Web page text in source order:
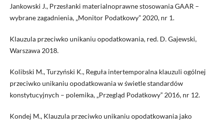
Jankowski J., Przesłanki materialnoprawne stosowania GAAR –
wybrane zagadnienia, „Monitor Podatkowy” 2020, nr 1.
Klauzula przeciwko unikaniu opodatkowania, red. D. Gajewski,
Warszawa 2018.
Kolibski M., Turzyński K., Reguła intertemporalna klauzuli ogólnej
przeciwko unikaniu opodatkowania w świetle standardów
konstytucyjnych – polemika, „Przegląd Podatkowy” 2016, nr 12.
Kondej M., Klauzula przeciwko unikaniu opodatkowania jako